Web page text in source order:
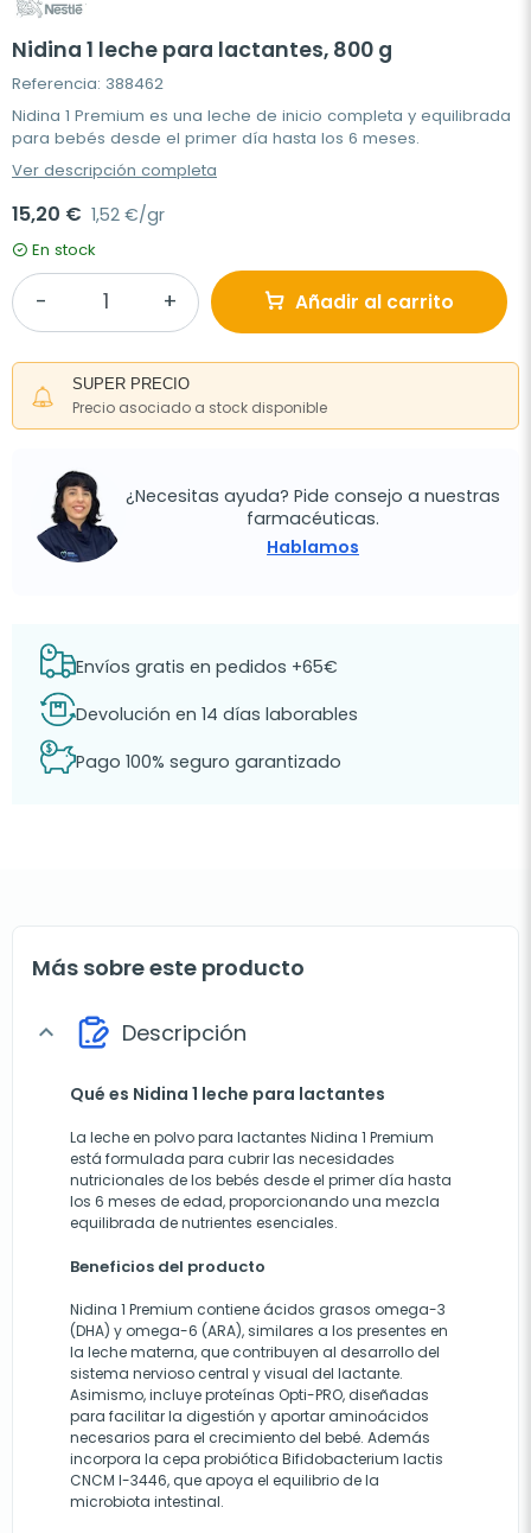
Nidina 1 leche para lactantes, 800 g
Referencia: 388462
Nidina 1 Premium es una leche de inicio completa y equilibrada
para bebés desde el primer día hasta los 6 meses.
Ver descripción completa
15,20 € 1,52 €/gr
En stock
Añadir al carrito
SUPER PRECIO
Precio asociado a stock disponible
¿Necesitas ayuda? Pide consejo a nuestras
farmacéuticas.
Hablamos
Envíos gratis en pedidos +65€
Devolución en 14 días laborables
Pago 100% seguro garantizado
Más sobre este producto
expand_more Descripción
Qué es Nidina 1 leche para lactantes
La leche en polvo para lactantes Nidina 1 Premium
está formulada para cubrir las necesidades
nutricionales de los bebés desde el primer día hasta
los 6 meses de edad, proporcionando una mezcla
equilibrada de nutrientes esenciales.
Beneficios del producto
Nidina 1 Premium contiene ácidos grasos omega-3
(DHA) y omega-6 (ARA), similares a los presentes en
la leche materna, que contribuyen al desarrollo del
sistema nervioso central y visual del lactante.
Asimismo, incluye proteínas Opti-PRO, diseñadas
para facilitar la digestión y aportar aminoácidos
necesarios para el crecimiento del bebé. Además
incorpora la cepa probiótica Bifidobacterium lactis
CNCM I-3446, que apoya el equilibrio de la
microbiota intestinal.